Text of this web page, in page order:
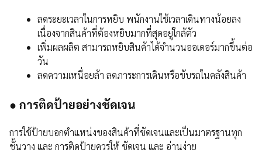
ลดระยะเวลาในการหยิบ พนักงานใช้เวลาเดินทางน้อยลง
เนื่องจากสินค้าที่ต้องหยิบมากที่สุดอยู่ใกล้ตัว
เพิ่มผลผลิต สามารถหยิบสินค้าได้จำนวนออเดอร์มากขึ้นต่อ
วัน
ลดความเหนื่อยล้า ลดภาระการเดินหรือขับรถในคลังสินค้า
● การติดป้ายอย่างชัดเจน
การใช้ป้ายบอกตำแหน่งของสินค้าที่ชัดเจนและเป็นมาตรฐานทุก
ชั้นวาง และ การติดป้ายควรให้ ชัดเจน และ อ่านง่าย